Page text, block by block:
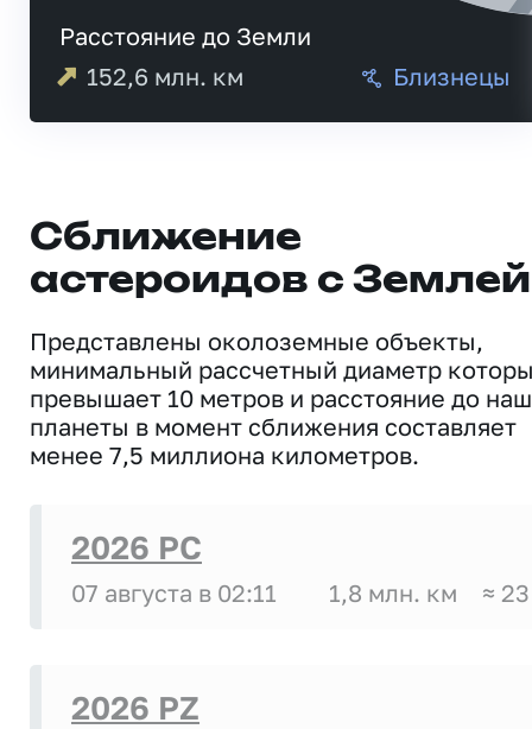
Расстояние до Земли
152,6 млн. км Близнецы
Сближение
астероидов с Землей
Представлены околоземные объекты,
минимальный рассчетный диаметр
превышает 10 метров и расстояние до
планеты в момент сближения составляет
менее 7,5 миллиона километров.
2026 PC
07 августа в 02:11 1,8 млн. км ≈
2026 PZ